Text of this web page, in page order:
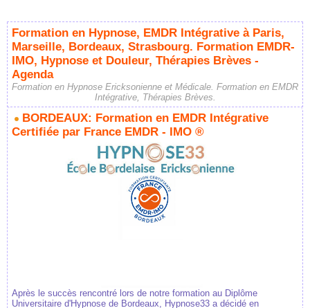
Formation en Hypnose, EMDR Intégrative à Paris,
Marseille, Bordeaux, Strasbourg. Formation EMDR-
IMO, Hypnose et Douleur, Thérapies Brèves -
Agenda
Formation en Hypnose Ericksonienne et Médicale. Formation en EMDR
Intégrative, Thérapies Brèves.
BORDEAUX: Formation en EMDR Intégrative
Certifiée par France EMDR - IMO ®
Après le succès rencontré lors de notre formation au Diplôme
Universitaire d'Hypnose de Bordeaux, Hypnose33 a décidé en